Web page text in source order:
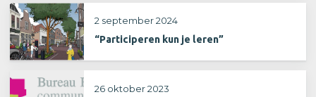
“Participeren kun je leren”
2 september 2024
26 oktober 2023